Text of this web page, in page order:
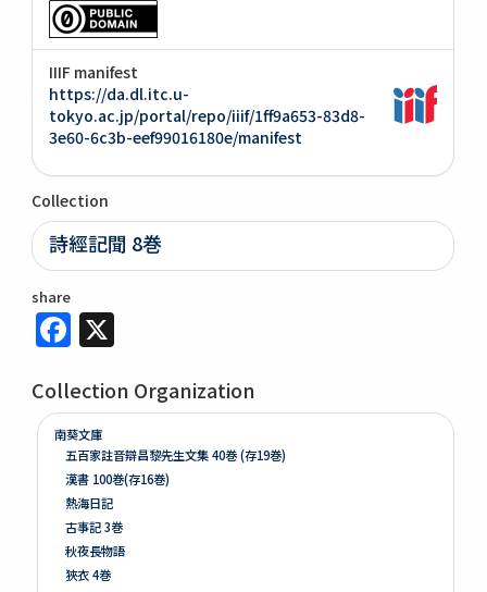
IIIF manifest
https://da.dl.itc.u-
tokyo.ac.jp/portal/repo/iiif/1ff9a653-83d8-
3e60-6c3b-eef99016180e/manifest
Collection
詩經記聞 8巻
share
Facebook
Collection Organization
南葵文庫
五百家註音辯昌黎先生文集 40巻 (存19巻)
漢書 100巻(存16巻)
熱海日記
古事記 3巻
秋夜長物語
狹衣 4巻